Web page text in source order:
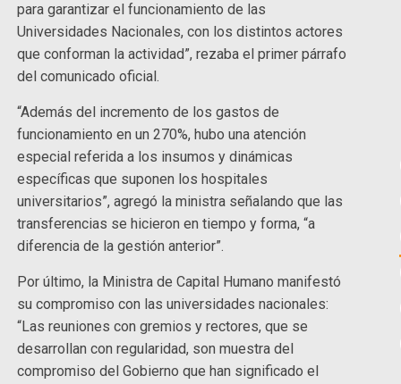
para garantizar el funcionamiento de las
Universidades Nacionales, con los distintos actores
que conforman la actividad”, rezaba el primer párrafo
del comunicado oficial.
“Además del incremento de los gastos de
funcionamiento en un 270%, hubo una atención
especial referida a los insumos y dinámicas
específicas que suponen los hospitales
universitarios”, agregó la ministra señalando que las
transferencias se hicieron en tiempo y forma, “a
diferencia de la gestión anterior”.
Por último, la Ministra de Capital Humano manifestó
su compromiso con las universidades nacionales:
“Las reuniones con gremios y rectores, que se
desarrollan con regularidad, son muestra del
compromiso del Gobierno que han significado el